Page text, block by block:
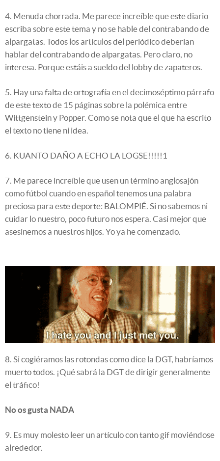
4. Menuda chorrada. Me parece increíble que este diario
escriba sobre este tema y no se hable del contrabando de
alpargatas. Todos los artículos del periódico deberían
hablar del contrabando de alpargatas. Pero claro, no
interesa. Porque estáis a sueldo del lobby de zapateros.
5. Hay una falta de ortografía en el decimoséptimo párrafo
de este texto de 15 páginas sobre la polémica entre
Wittgenstein y Popper. Como se nota que el que ha escrito
el texto no tiene ni idea.
6. KUANTO DAÑO A ECHO LA LOGSE!!!!!1
7. Me parece increíble que usen un término anglosajón
como fútbol cuando en español tenemos una palabra
preciosa para este deporte: BALOMPIÉ. Si no sabemos ni
cuidar lo nuestro, poco futuro nos espera. Casi mejor que
asesinemos a nuestros hijos. Yo ya he comenzado.
8. Si cogiéramos las rotondas como dice la DGT, habríamos
muerto todos. ¡Qué sabrá la DGT de dirigir generalmente
el tráfico!
No os gusta NADA
9. Es muy molesto leer un artículo con tanto gif moviéndose
alrededor.